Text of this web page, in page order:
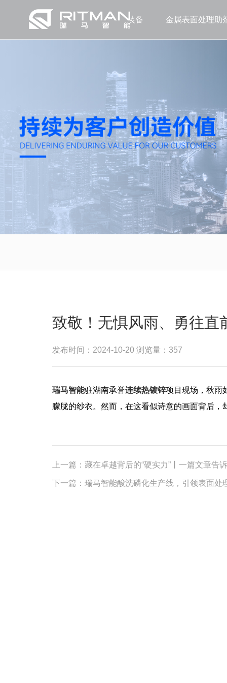
涂层装备 金属表面处理助
致敬！无惧风雨、勇往直
发布时间：2024-10-20 浏览量：357
瑞马智能驻湖南承誉连续热镀锌项目现场，秋雨
朦胧的纱衣。然而，在这看似诗意的画面背后，
上一篇：藏在卓越背后的“硬实力”丨一篇文章告
下一篇：瑞马智能酸洗磷化生产线，引领表面处